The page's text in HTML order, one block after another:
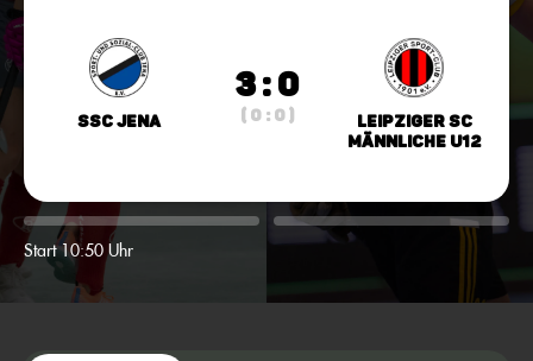
SSC Jena
3 : 0
( 0 : 0 )
Leipziger SC
männliche U12
Start 10:50 Uhr